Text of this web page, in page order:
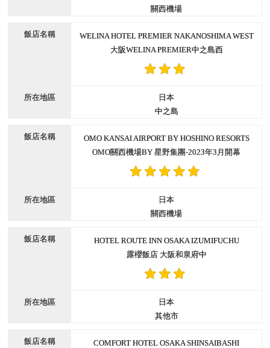
關西機場
WELINA HOTEL PREMIER NAKANOSHIMA WEST
大阪WELINA PREMIER中之島西
日本
中之島
OMO KANSAI AIRPORT BY HOSHINO RESORTS
OMO關西機場BY 星野集團-2023年3月開幕
日本
關西機場
HOTEL ROUTE INN OSAKA IZUMIFUCHU
露櫻飯店 大阪和泉府中
日本
其他市
COMFORT HOTEL OSAKA SHINSAIBASHI